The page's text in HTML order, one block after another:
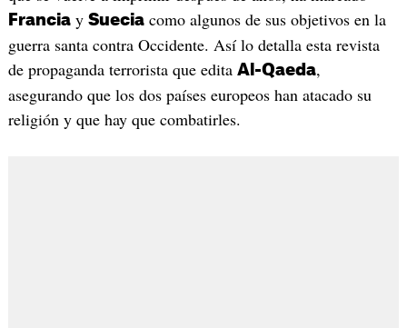
Franciay Sueciacomo algunos de sus objetivos en la
guerra santa contra Occidente. Así lo detalla esta revista
de propaganda terrorista que edita Al-Qaeda,
asegurando que los dos países europeos han atacado su
religión y que hay que combatirles.